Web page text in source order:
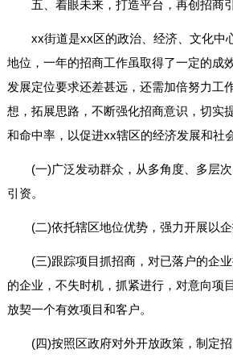
五、着眼未来，打造平台，再创招商
xx街道是xx区的政治、经济、文化中
地位，一年的招商工作虽取得了一定的成
发展定位要求还差甚远，还需加倍努力工
想，拓展思路，不断强化招商意识，切实
和命中率，以促进xx辖区的经济发展和社
(一)广泛发动群众，从多角度、多层
引资。
(二)依托辖区地位优势，强力开展以企
(三)跟踪项目抓招商，对已落户的企
的企业，不失时机，抓紧进行，对意向项
放契一个有效项目和客户。
(四)按照区政府对外开放政策，制定